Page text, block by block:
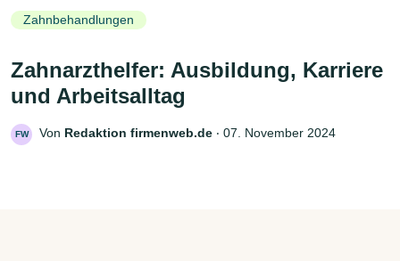
Zahnbehandlungen
Zahnarzthelfer: Ausbildung, Karriere
und Arbeitsalltag
FW Von Redaktion firmenweb.de ‧ 07. November 2024